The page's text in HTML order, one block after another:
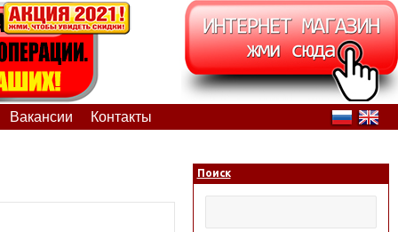
Вакансии Контакты
Поиск